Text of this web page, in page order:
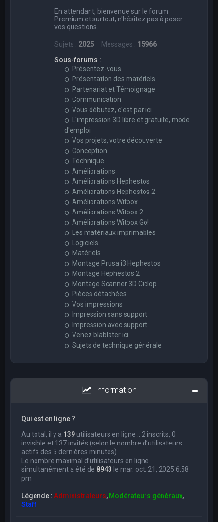
En attendant, bienvenue sur le forum
Premium et surtout, n'hésitez pas à poser
vos questions.
Sujets : 2025 Messages : 15966
Sous-forums :
Présentez-vous
Présentation des matériels
Partenariat et Témoignage
Communication
Vous débutez, c'est par ici
L'impression 3D libre et gratuite, mode
d'emploi
Vos projets, votre découverte
Conception
Technique
Améliorations
Améliorations Hephestos
Améliorations Hephestos 2
Améliorations Witbox
Améliorations Witbox 2
Améliorations Witbox Go!
Les matériaux imprimables
Logiciels
Matériels
Montage Prusa i3 Hephestos
Montage Hephestos 2
Montage Scanner 3D Ciclop
Pièces détachées
Vos impressions
Impression sans support
Impression avec support
Venez blablater ici
Sujets de technique générale
Information
Qui est en ligne ?
Au total, il y a 139 utilisateurs en ligne :: 2 inscrits, 0
invisible et 137 invités (selon le nombre d’utilisateurs
actifs des 5 dernières minutes)
Le nombre maximal d’utilisateurs en ligne
simultanément a été de 8943 le mar. oct. 21, 2025 6:58
pm
Légende :Administrateurs, Modérateurs généraux,
Staff